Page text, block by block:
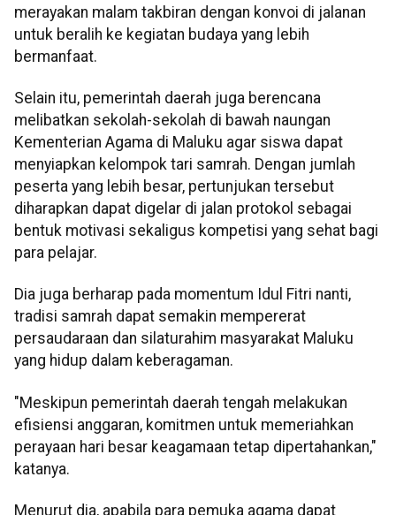
merayakan malam takbiran dengan konvoi di jalanan
untuk beralih ke kegiatan budaya yang lebih
bermanfaat.
Selain itu, pemerintah daerah juga berencana
melibatkan sekolah-sekolah di bawah naungan
Kementerian Agama di Maluku agar siswa dapat
menyiapkan kelompok tari samrah. Dengan jumlah
peserta yang lebih besar, pertunjukan tersebut
diharapkan dapat digelar di jalan protokol sebagai
bentuk motivasi sekaligus kompetisi yang sehat bagi
para pelajar.
Dia juga berharap pada momentum Idul Fitri nanti,
tradisi samrah dapat semakin mempererat
persaudaraan dan silaturahim masyarakat Maluku
yang hidup dalam keberagaman.
"Meskipun pemerintah daerah tengah melakukan
efisiensi anggaran, komitmen untuk memeriahkan
perayaan hari besar keagamaan tetap dipertahankan,"
katanya.
Menurut dia, apabila para pemuka agama dapat